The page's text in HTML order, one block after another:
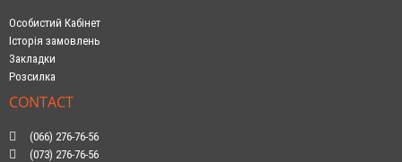
Особистий Кабінет
Історія замовлень
Закладки
Розсилка
CONTACT
(066) 276-76-56
(073) 276-76-56